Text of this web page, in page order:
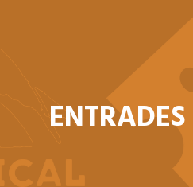
ENTRADES